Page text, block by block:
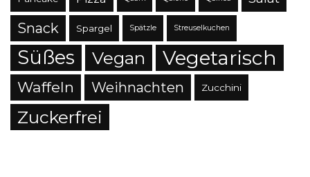
Snack Spargel Spätzle Streuselkuchen
Süßes Vegan Vegetarisch
Waffeln Weihnachten Zucchini
Zuckerfrei